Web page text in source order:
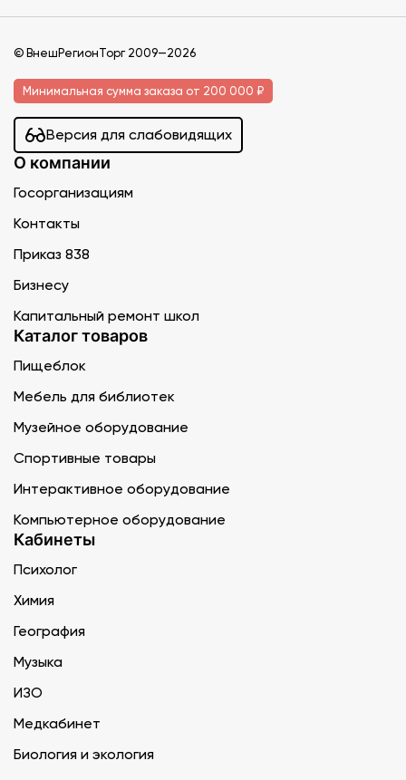
© ВнешРегионТорг 2009—2026
Минимальная сумма заказа от 200 000 ₽
Версия для слабовидящих
О компании
Госорганизациям
Контакты
Приказ 838
Бизнесу
Капитальный ремонт школ
Каталог товаров
Пищеблок
Мебель для библиотек
Музейное оборудование
Спортивные товары
Интерактивное оборудование
Компьютерное оборудование
Кабинеты
Психолог
Химия
География
Музыка
ИЗО
Медкабинет
Биология и экология